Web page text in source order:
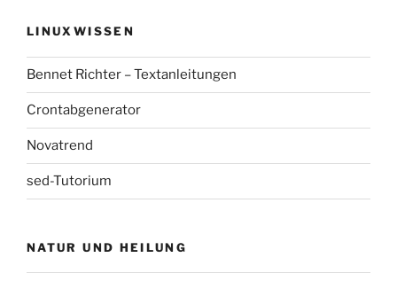
LINUXWISSEN
Bennet Richter – Textanleitungen
Crontabgenerator
Novatrend
sed-Tutorium
NATUR UND HEILUNG